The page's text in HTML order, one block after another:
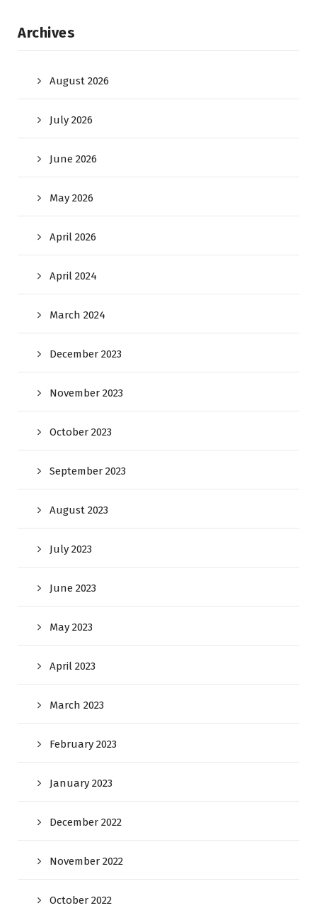
Archives
August 2026
July 2026
June 2026
May 2026
April 2026
April 2024
March 2024
December 2023
November 2023
October 2023
September 2023
August 2023
July 2023
June 2023
May 2023
April 2023
March 2023
February 2023
January 2023
December 2022
November 2022
October 2022